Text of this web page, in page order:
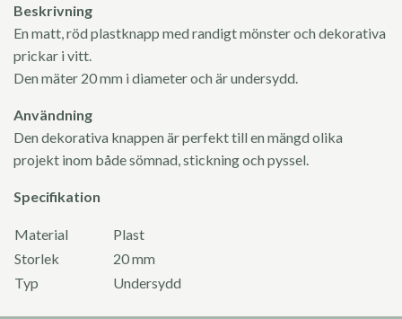
Beskrivning
En matt, röd plastknapp med randigt mönster och dekorativa
prickar i vitt.
Den mäter 20 mm i diameter och är undersydd.
Användning
Den dekorativa knappen är perfekt till en mängd olika
projekt inom både sömnad, stickning och pyssel.
Specifikation
Material
Plast
Storlek
20 mm
Typ
Undersydd